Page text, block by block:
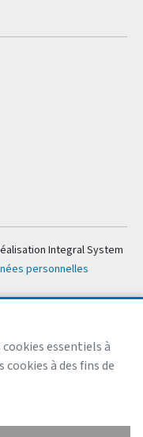
Integral System
personnelles
essentiels à
à des fins de